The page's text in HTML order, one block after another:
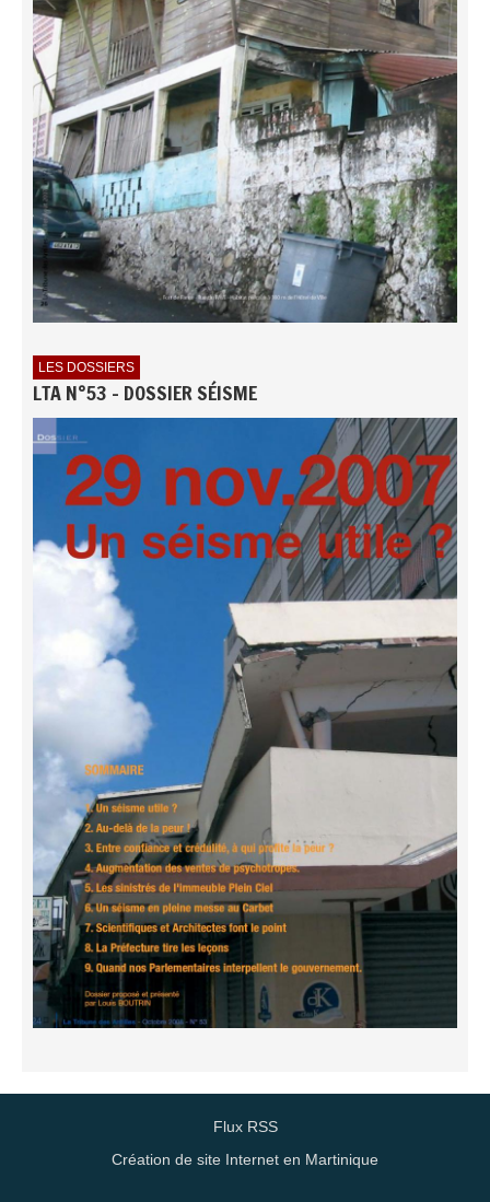
LES DOSSIERS
LTA N°53 - DOSSIER SÉISME
Flux RSS
Création de site Internet en Martinique